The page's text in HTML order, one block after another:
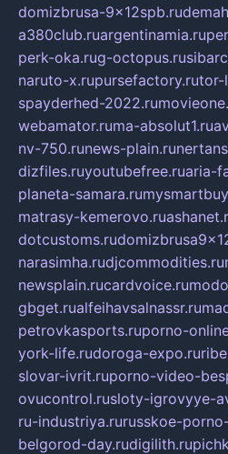
domizbrusa-9x12spb.ru
a380club.ruargentinamia.ru
perk-oka.rug-octopus.ru
naruto-x.rupursefactory.rutor-
spayderhed-2022.ru
webamator.ruma-absolut1.ru
nv-750.runews-plain.ru
dizfiles.ruyoutubefree.ruaria-
planeta-samara.ru
matrasy-kemerovo.ru
dotcustoms.ru
narasimha.rudjcommodities.ru
newsplain.rucardvoice.ru
gbget.rualfeihavsalnassr.ru
petrovkasports.ruporno-
york-life.rudoroga-expo.ru
slovar-ivrit.ruporno-video-
ovucontrol.rusloty-igrovyye-
ru-industriya.rurusskoe-
belgorod-day.rudigilith.ru